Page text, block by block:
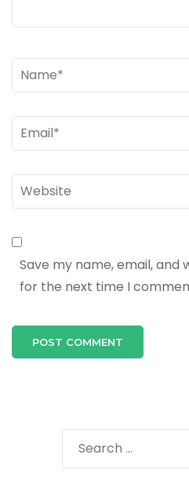
Name*
Email*
Website
Save my name, email, and
for the next time I
Search
for: